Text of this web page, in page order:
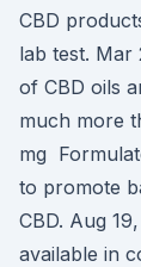
CBD
lab test. Mar
of CBD oils
much more
mg
to promote
CBD. Aug
available in